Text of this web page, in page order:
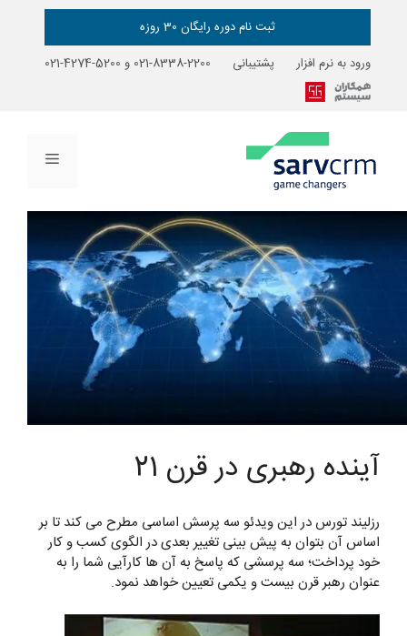
ثبت نام دوره رایگان 30 روزه
ورود به نرم افزار
پشتیبانی 2200-8338-021 و 5200-4274-021
فهرست
آینده رهبری در قرن 21
رزلیند تورس در این ویدئو سه پرسش اساسی مطرح می کند تا بر
اساس آن بتوان به پیش بینی تغییر بعدی در الگوی کسب و کار
خود پرداخت؛ سه پرسشی که پاسخ به آن ها کارآیی شما را به
عنوان رهبر قرن بیست و یکمی تعیین خواهد نمود.